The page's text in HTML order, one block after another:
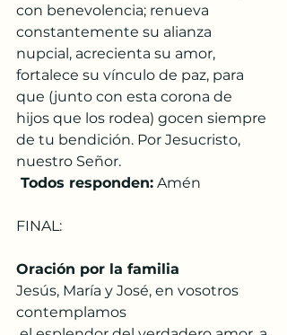
con benevolencia; renueva
constantemente su alianza
nupcial, acrecienta su amor,
fortalece su vínculo de paz, para
que (junto con esta corona de
hijos que los rodea) gocen siempre
de tu bendición. Por Jesucristo,
nuestro Señor.
Todos responden: Amén
FINAL:
Oración por la familia
Jesús, María y José, en vosotros
contemplamos